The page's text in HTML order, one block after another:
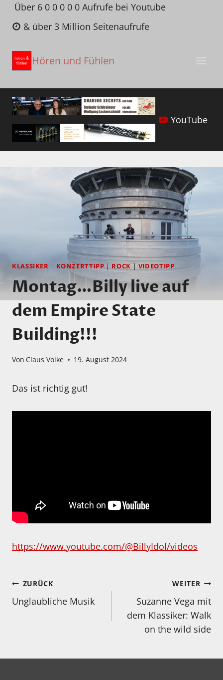
Zum
Inhalt
springen
Über 6 0 0 0 0 0 Aufrufe bei Youtube
& über 3 Million Seitenaufrufe
Hören und Fühlen
YouTube
KLASSIKER | KONZERTTIPP | ROCK| VIDEOTIPP
Montag…Billy live auf
dem Empire State
Building!!!
Von Claus Volke 19. August 2024
Das ist richtig gut!
https://www.youtube.com/@BillyIdol/videos
Beitragsnavigation
ZURÜCK
Unglaubliche Musik
WEITER
Suzanne Vega mit
dem Klassiker: Walk
on the wild side